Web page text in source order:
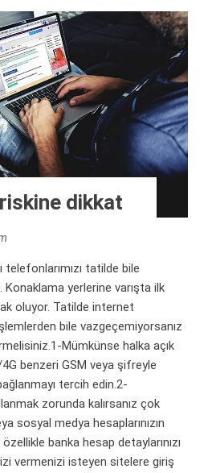
dikkat
telefonlarımızı tatilde bile
Konaklama yerlerine varışta ilk
oluyor. Tatilde internet
bile vazgeçemiyorsanız
Mümkünse halka açık
benzeri GSM veya şifreyle
tercih edin.2-
zorunda kalırsanız çok
sosyal medya hesaplarınızın
banka hesap detaylarınızı
vermenizi isteyen sitelere giriş